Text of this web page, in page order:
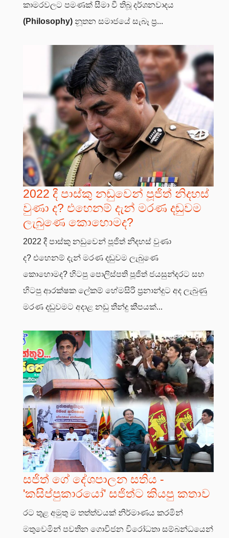
කාමරවලට පමණක් සීමා වී තිබූ දර්ශනවාදය
(Philosophy) නූතන සමාජයේ සැබෑ ප්‍ර...
2022 දී පාස්කු නඩුවෙන් පූජිත් නිදහස්
වුණා ද? එහෙනම් දැන් මරණ දඬුවම
ලැබුණෙ කොහොමද?
2022 දී පාස්කු නඩුවෙන් පූජිත් නිදහස් වුණා
ද? එහෙනම් දැන් මරණ දඬුවම ලැබුණෙ
කොහොමද? හිටපු පොලිස්පති පූජිත් ජයසුන්දරට සහ
හිටපු ආරක්ෂක ලේකම් හේමසිරි ප්‍රනාන්දුට අද ලැබුණු
මරණ දඬුවමට අදාළ නඩු තීන්දු කීපයක්...
සජිත් ගේ දේශපාලන සතිය -
'කසිප්පුකාරයෝ' සජිත්ට කියපු කතාව
රට තුළ අමුතු ම තත්ත්වයක් නිර්මාණය කරමින්
මතුවෙමින් පවතින ගොවිජන විරෝධතා සම්බන්ධයෙන්